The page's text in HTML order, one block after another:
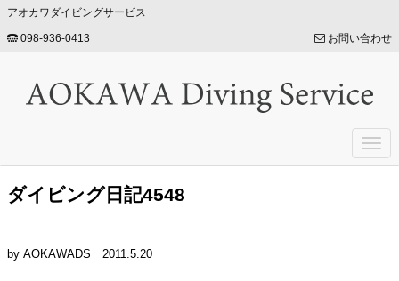
アオカワダイビングサービス
098-936-0413 お問い合わせ
ダイビング日記4548
by AOKAWADS 2011.5.20